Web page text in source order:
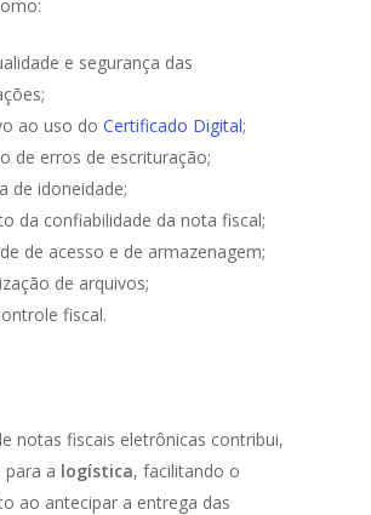
e segurança das
ao uso do Certificado Digital;
de erros de escrituração;
de idoneidade;
da confiabilidade da nota fiscal;
de acesso e de armazenagem;
de arquivos;
fiscal.
notas fiscais eletrônicas contribui,
a logística, facilitando o
ao antecipar a entrega das